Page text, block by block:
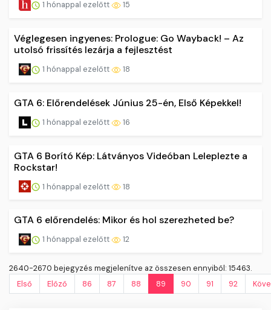
1 hónappal ezelőtt 15
Véglegesen ingyenes: Prologue: Go Wayback! – Az
utolsó frissítés lezárja a fejlesztést
1 hónappal ezelőtt 18
GTA 6: Előrendelések Június 25-én, Első Képekkel!
1 hónappal ezelőtt 16
GTA 6 Borító Kép: Látványos Videóban Leleplezte a
Rockstar!
1 hónappal ezelőtt 18
GTA 6 előrendelés: Mikor és hol szerezheted be?
1 hónappal ezelőtt 12
2640-2670 bejegyzés megjelenítve az összesen ennyiből: 15463.
Első
Előző 86 87 88 89 90 91 92